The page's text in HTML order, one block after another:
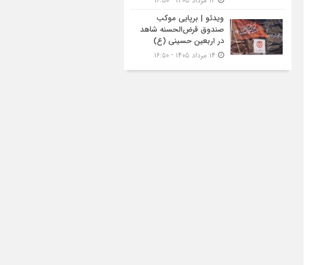
ویدئو | برپایی موکب
صندوق قرض‌الحسنه شاهد
در اربعین حسینی (ع)